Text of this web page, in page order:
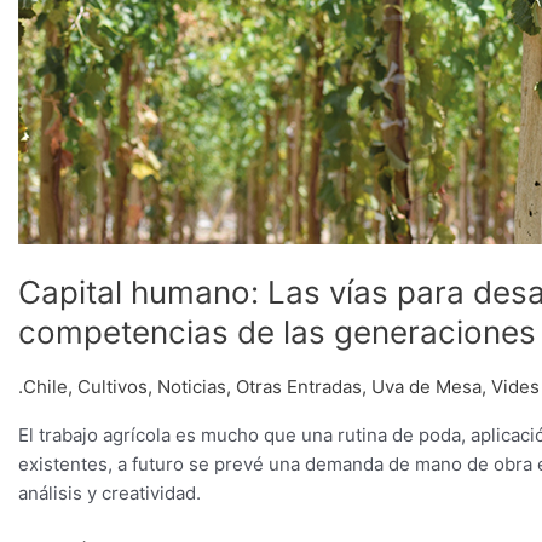
Capital humano: Las vías para
competencias de las
.Chile, Cultivos, Noticias, Otras Entradas, Uva de Mesa, Vides
El trabajo agrícola es mucho que una rutina de poda,
existentes, a futuro se prevé una demanda de mano de
análisis y creatividad.